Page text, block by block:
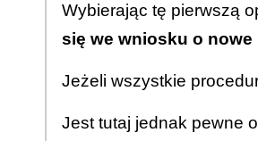
Wybierając tę pierwszą
się we wniosku o nowe
Jeżeli wszystkie
Jest tutaj jednak pewne